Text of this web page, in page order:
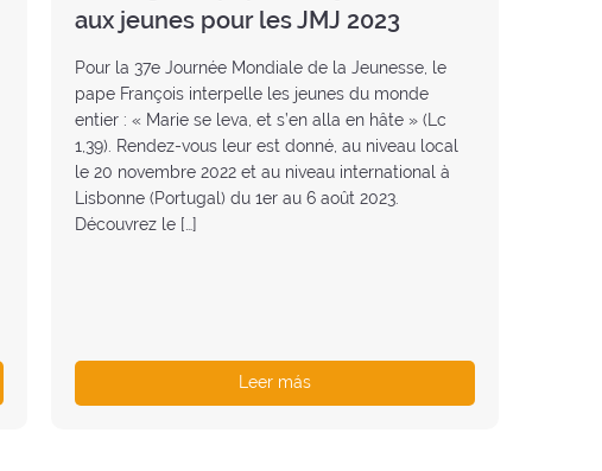
aux jeunes pour les JMJ 2023
Pour la 37e Journée Mondiale de la Jeunesse, le
pape François interpelle les jeunes du monde
entier : « Marie se leva, et s’en alla en hâte » (Lc
1,39). Rendez-vous leur est donné, au niveau local
le 20 novembre 2022 et au niveau international à
Lisbonne (Portugal) du 1er au 6 août 2023.
Découvrez le […]
Leer más